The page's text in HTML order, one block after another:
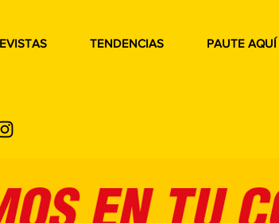
TENDENCIAS PAUTE AQUÍ